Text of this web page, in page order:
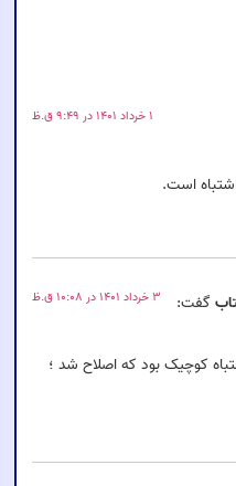
۱ خرداد ۱۴۰۱ در ۹:۴۹ ق.ظ
گفت: ۳ خرداد ۱۴۰۱ در ۱۰:۰۸ ق.ظ
کوچیک بود که اصلاح شد ؛